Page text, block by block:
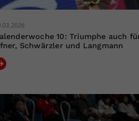
10: Triumphe auch
Schwärzler und Langmann